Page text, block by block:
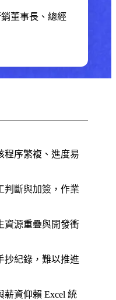
董事長、總經
程序繁複、進度易
判斷與加簽，作業
資源重疊與開發衝
抄紀錄，難以推進
薪資仰賴 Excel 統